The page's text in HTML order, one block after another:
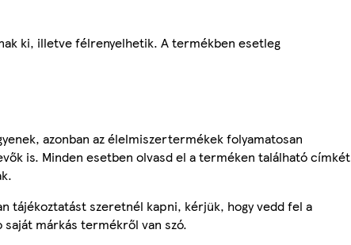
ki, illetve félrenyelhetik. A termékben esetleg
azonban az élelmiszertermékek folyamatosan
is. Minden esetben olvasd el a terméken található címkét
tájékoztatást szeretnél kapni, kérjük, hogy vedd fel a
saját márkás termékről van szó.